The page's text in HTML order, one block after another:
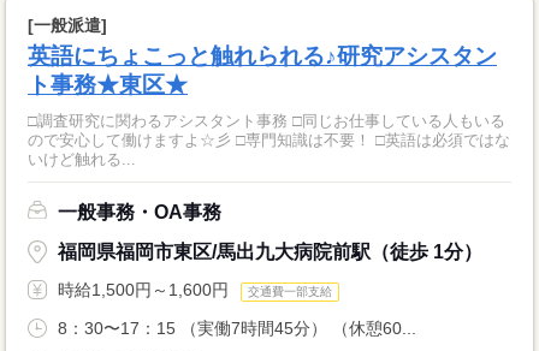
[一般派遣]
英語にちょこっと触れられる♪研究アシスタン
ト事務★東区★
□調査研究に関わるアシスタント事務 □同じお仕事している人もいる
ので安心して働けますよ☆彡 □専門知識は不要！ □英語は必須ではな
いけど触れる...
一般事務・OA事務
福岡県福岡市東区/馬出九大病院前駅（徒歩 1分）
時給1,500円～1,600円 交通費一部支給
8：30〜17：15 （実働7時間45分） （休憩60...